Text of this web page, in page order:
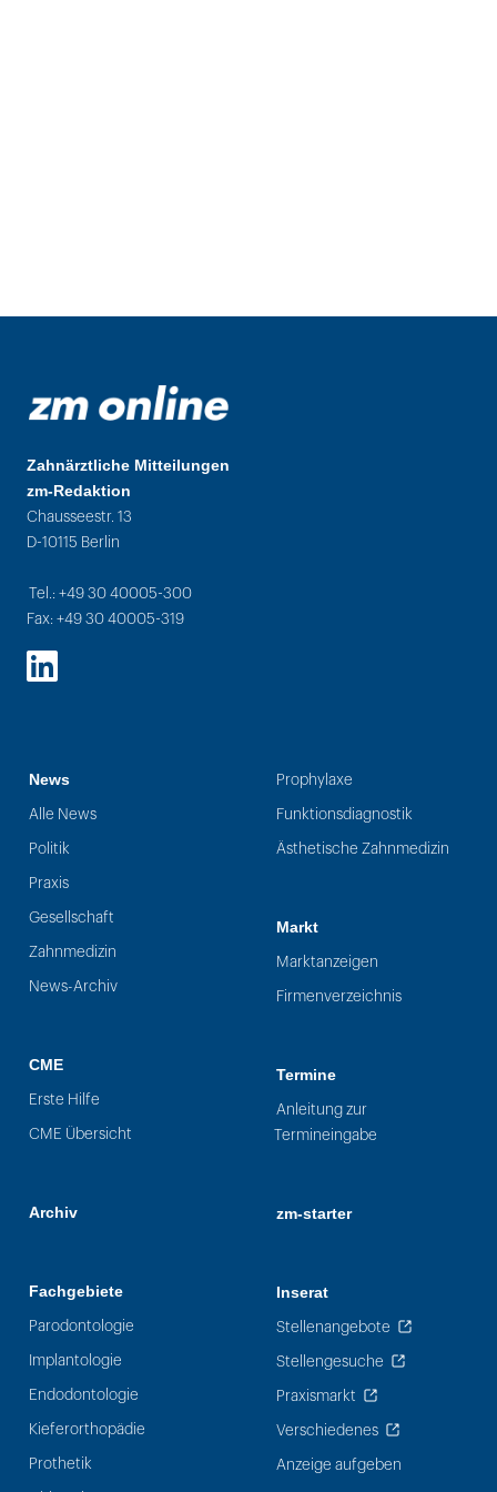
Zahnärztliche Mitteilungen
zm-Redaktion
Chausseestr. 13
D-10115 Berlin
Tel.: +49 30 40005-300
Fax: +49 30 40005-319
LinkedIn
News
Alle News
Politik
Praxis
Gesellschaft
Zahnmedizin
News-Archiv
CME
Erste Hilfe
CME Übersicht
Archiv
Fachgebiete
Parodontologie
Implantologie
Endodontologie
Kieferorthopädie
Prothetik
Prophylaxe
Funktionsdiagnostik
Ästhetische Zahnmedizin
Markt
Marktanzeigen
Firmenverzeichnis
Termine
Anleitung zur
Termineingabe
zm-starter
Inserat
Stellenangebote
Stellengesuche
Praxismarkt
Verschiedenes
Anzeige aufgeben